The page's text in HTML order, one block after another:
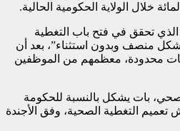
الذي تحقق في فتح باب التغطية
منصف وبدون استثناء”، بعد أن
محدودة، معظمهم من الموظفين
بات يشكل بالنسبة للحكومة
تعميم التغطية الصحية، وفق الأجندة